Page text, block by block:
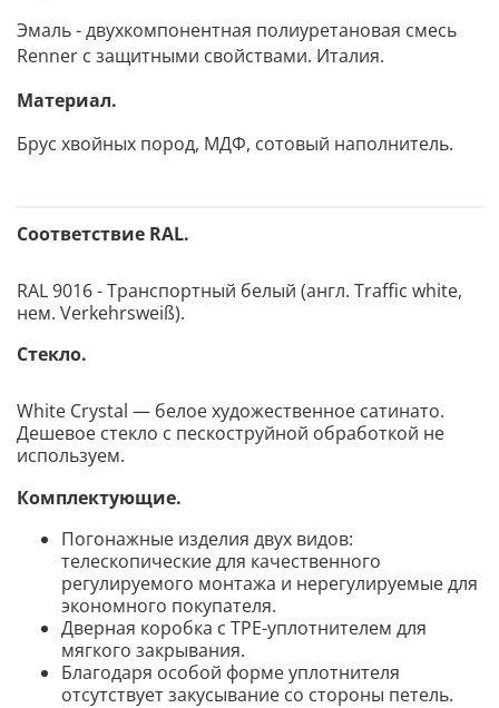
Эмаль - двухкомпонентная полиуретановая смесь
Renner с защитными свойствами. Италия.
Материал.
Брус хвойных пород, МДФ, сотовый наполнитель.
Соответствие RAL.
RAL 9016 - Транспортный белый (англ. Traffic white,
нем. Verkehrsweiß).
Стекло.
White Сrystal — белое художественное сатинато.
Дешевое стекло с пескоструйной обработкой не
используем.
Комплектующие.
Погонажные изделия двух видов:
телескопические для качественного
регулируемого монтажа и нерегулируемые для
экономного покупателя.
Дверная коробка с TPE-уплотнителем для
мягкого закрывания.
Благодаря особой форме уплотнителя
отсутствует закусывание со стороны петель.